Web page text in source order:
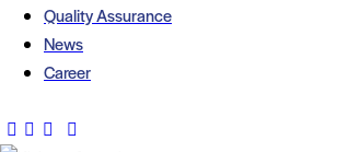
Quality Assurance
News
Career